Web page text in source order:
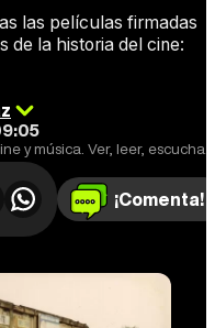
las películas firmadas
de la historia del cine:
¡Comenta!